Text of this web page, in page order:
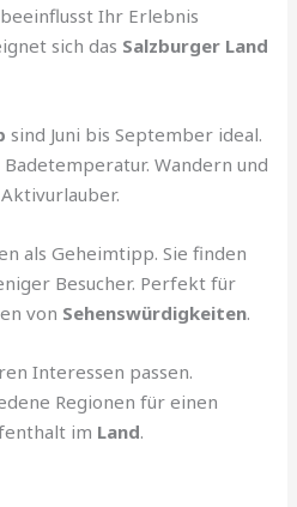
beeinflusst Ihr Erlebnis
sich das Salzburger Land
sind Juni bis September ideal.
Wandern und
als Geheimtipp. Sie finden
Besucher. Perfekt für
von Sehenswürdigkeiten.
Interessen passen.
Regionen für einen
im Land.